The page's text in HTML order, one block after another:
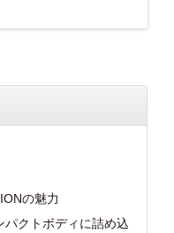
の魅力
クトボディに詰め込